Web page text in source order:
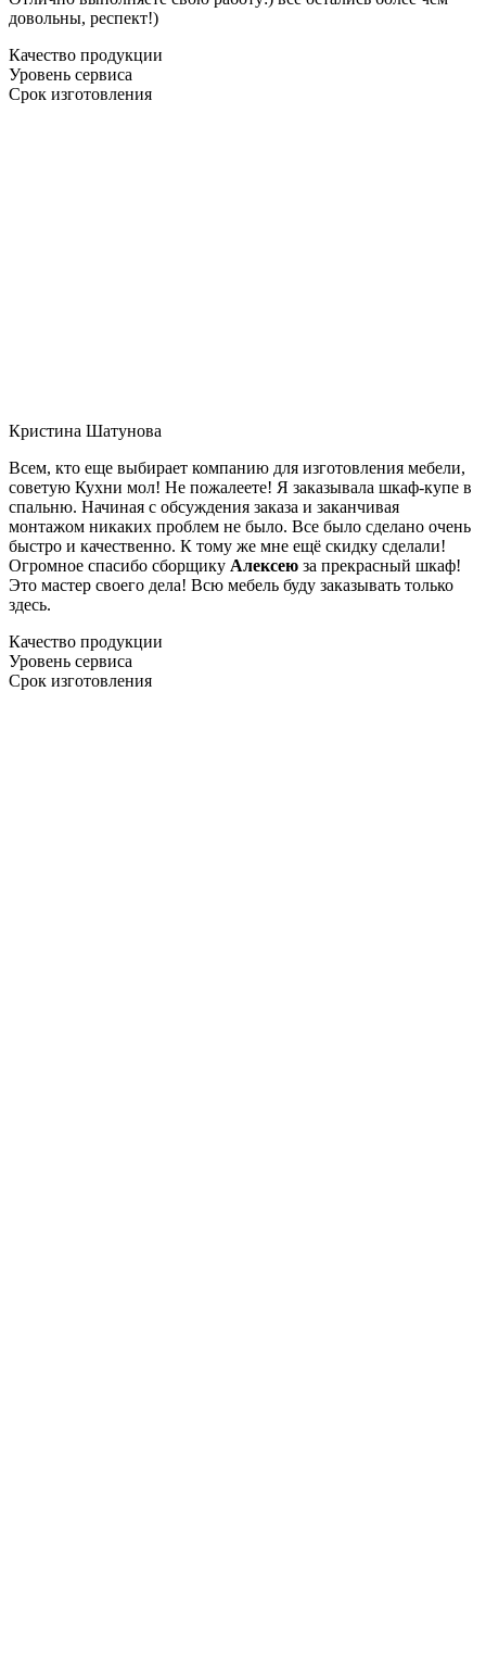
довольны, респект!)
Качество продукции
Уровень сервиса
Срок изготовления
Кристина Шатунова
Всем, кто еще выбирает компанию для изготовления мебели,
советую Кухни мол! Не пожалеете! Я заказывала шкаф-купе в
спальню. Начиная с обсуждения заказа и заканчивая
монтажом никаких проблем не было. Все было сделано очень
быстро и качественно. К тому же мне ещё скидку сделали!
Огромное спасибо сборщику Алексею за прекрасный шкаф!
Это мастер своего дела! Всю мебель буду заказывать только
здесь.
Качество продукции
Уровень сервиса
Срок изготовления